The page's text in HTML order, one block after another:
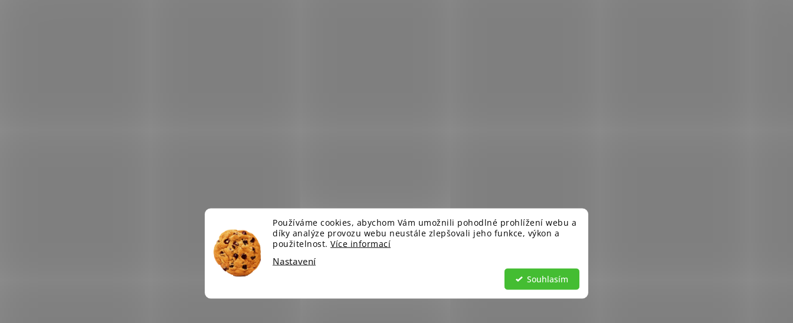
Používáme cookies, abychom Vám umožnili pohodlné prohlížení webu a
díky analýze provozu webu neustále zlepšovali jeho funkce, výkon a
použitelnost. Více informací
Nastavení
Souhlasím